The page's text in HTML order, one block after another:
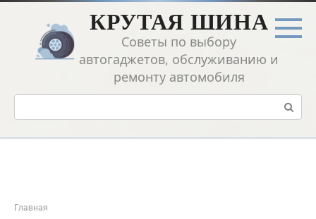
Перейти
контенту
КРУТАЯ ШИНА
Советы по выбору
автогаджетов, обслуживанию и
ремонту автомобиля
Поиск:
Главная